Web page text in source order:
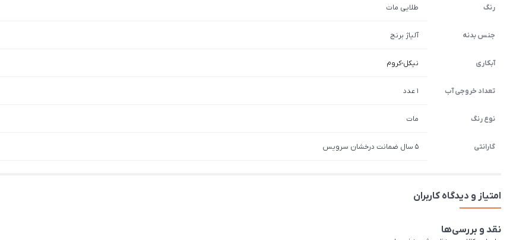
رنگ طلایی مات
جنس بدنه آلیاژ برنج
آبکاری نیکل-کروم
تعداد خروجی آب 1 عدد
نوع رنگ مات
گارانتی 5 سال ضمانت درخشان سرویس
امتیاز و دیدگاه کاربران
نقد و بررسی‌ها